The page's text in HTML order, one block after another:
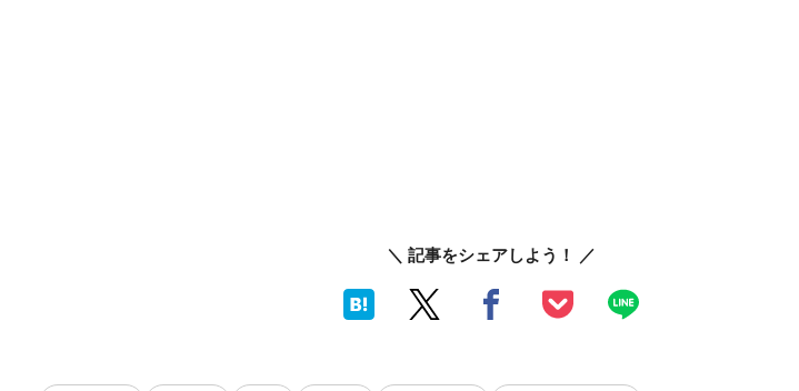
＼ 記事をシェアしよう！ ／